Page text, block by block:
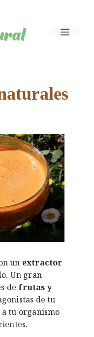
Menú
un extractor
Un gran
de frutas y
de tu
tu organismo